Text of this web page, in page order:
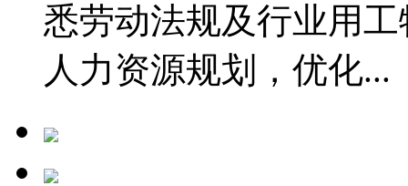
悉劳动法规及行业用
人力资源规划，优化...